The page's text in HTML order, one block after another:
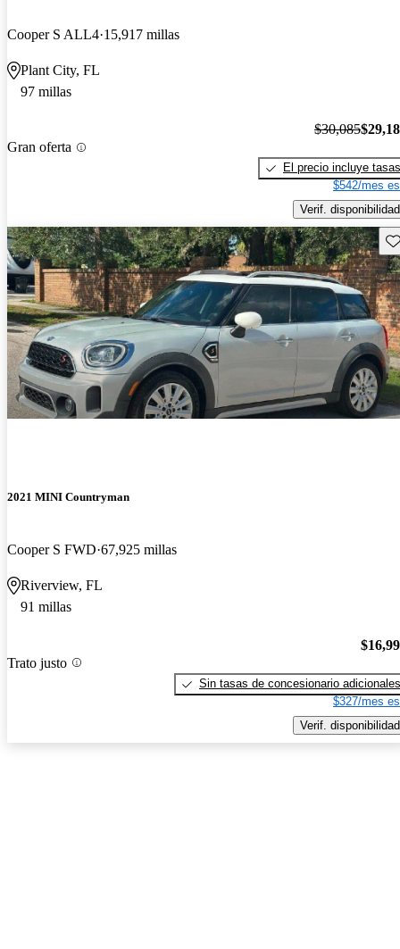
Cooper S ALL4 15,917 millas
Plant City, FL
97 millas
Gran oferta
$30,085
El precio incluye tasas
$542/mes
Verif. disponibilidad
2021 MINI Countryman
Cooper S FWD 67,925 millas
Riverview, FL
91 millas
Trato justo
Sin tasas de concesionario adicionales
$327/mes
Verif. disponibilidad